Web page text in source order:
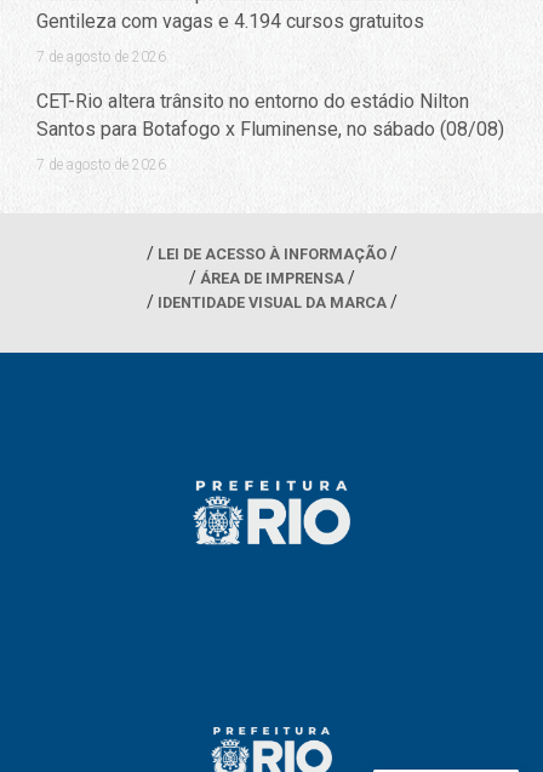
Gentileza com vagas e 4.194 cursos gratuitos
7 de agosto de 2026
CET-Rio altera trânsito no entorno do estádio Nilton
Santos para Botafogo x Fluminense, no sábado (08/08)
7 de agosto de 2026
LEI DE ACESSO À INFORMAÇÃO
ÁREA DE IMPRENSA
IDENTIDADE VISUAL DA MARCA